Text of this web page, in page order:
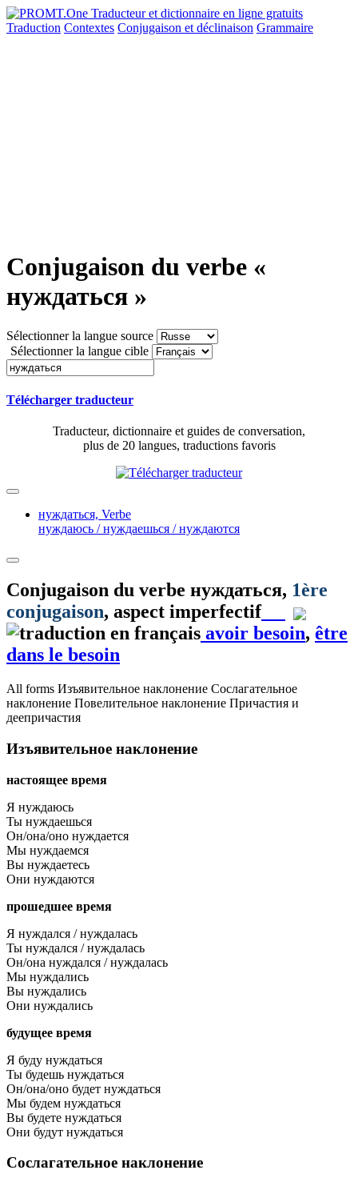
Traduction Contextes Conjugaison et déclinaison Grammaire
Conjugaison du verbe «
нуждаться »
Sélectionner la langue source
Sélectionner la langue cible
Télécharger traducteur
Traducteur, dictionnaire et guides de conversation,
plus de 20 langues, traductions favoris
нуждаться, Verbe
нуждаюсь / нуждаешься / нуждаются
Conjugaison du verbe нуждаться, 1ère
conjugaison, aspect imperfectif
avoir besoin, être
dans le besoin
All forms Изъявительное наклонение Сослагательное
наклонение Повелительное наклонение Причастия и
деепричастия
Изъявительное наклонение
настоящее время
Я нуждаюсь
Ты нуждаешься
Он/она/оно нуждается
Мы нуждаемся
Вы нуждаетесь
Они нуждаются
прошедшее время
Я нуждался / нуждалась
Ты нуждался / нуждалась
Он/она нуждался / нуждалась
Мы нуждались
Вы нуждались
Они нуждались
будущее время
Я буду нуждаться
Ты будешь нуждаться
Он/она/оно будет нуждаться
Мы будем нуждаться
Вы будете нуждаться
Они будут нуждаться
Сослагательное наклонение